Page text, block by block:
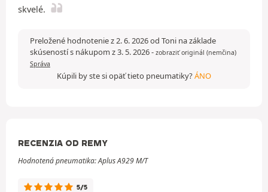
skvelé.
Preložené hodnotenie z 2. 6. 2026 od Toni na základe
skúseností s nákupom z 3. 5. 2026- zobraziť originál (nemčina)
Správa
Kúpili by ste si opäť tieto pneumatiky?ÁNO
RECENZIA OD REMY
Hodnotená pneumatika: Aplus A929 M/T
5/5